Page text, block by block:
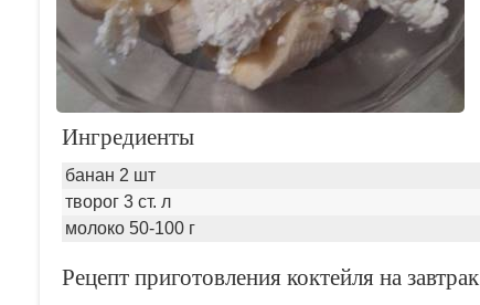
Ингредиенты
банан 2 шт
творог 3 ст. л
молоко 50-100 г
Рецепт приготовления коктейля на завтрак